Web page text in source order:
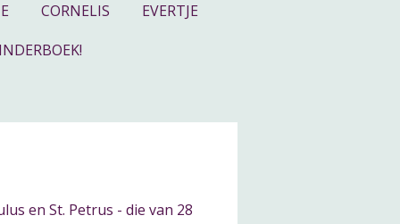
CORNELIS
EVERTJE
en St. Petrus - die van 28